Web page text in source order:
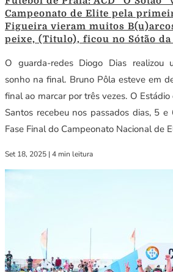
Campeonato de Elite pela
Figueira vieram muitos
peixe, (Titulo), ficou no Sótão da
O guarda-redes Diogo Dias realizou
sonho na final. Bruno Pôla esteve em
final ao marcar por três vezes. O Estádio
Santos recebeu nos passados dias, 5
Fase Final do Campeonato Nacional de
Set 18, 2025 | 4 min leitura